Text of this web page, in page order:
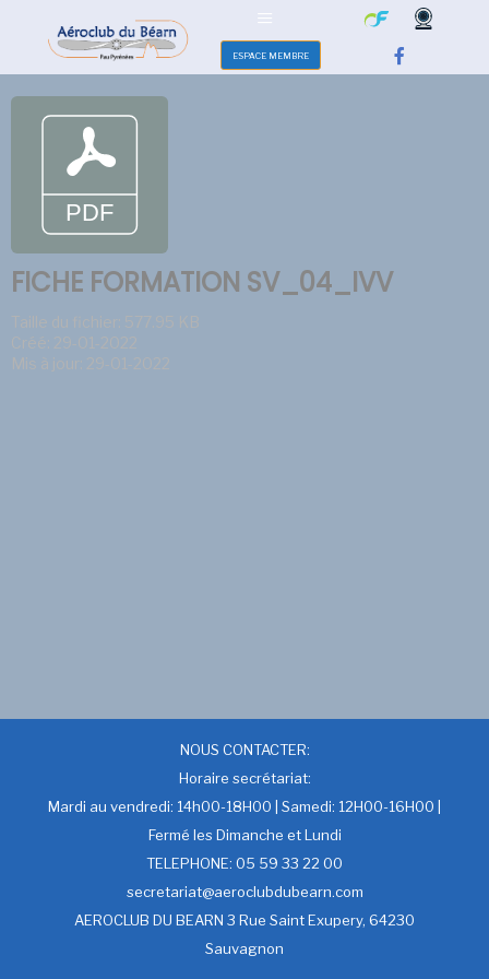
ESPACE MEMBRE
FICHE FORMATION SV_04_IVV
Taille du fichier: 577.95 KB
Créé: 29-01-2022
Mis à jour: 29-01-2022
NOUS CONTACTER:
Horaire secrétariat:
Mardi au vendredi: 14h00-18H00 | Samedi: 12H00-16H00 |
Fermé les Dimanche et Lundi
TELEPHONE: 05 59 33 22 00
secretariat@aeroclubdubearn.com
AEROCLUB DU BEARN 3 Rue Saint Exupery, 64230
Sauvagnon